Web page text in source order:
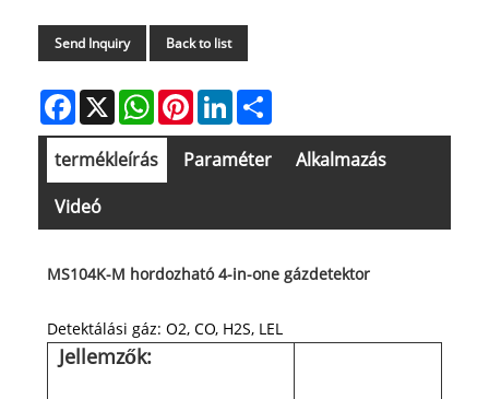
Send Inquiry Back to list
Facebook
X WhatsAppPinterestLinkedIn
termékleírás Paraméter
Alkalmazás
Videó
MS104K-M hordozható 4-in-one gázdetektor
Detektálási gáz: O2, CO, H2S, LEL
Jellemzők: